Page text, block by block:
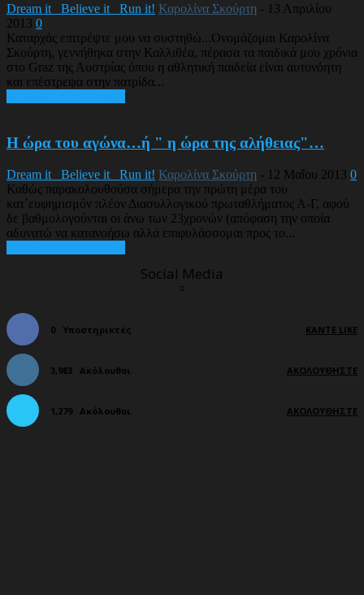
Dream it_ Believe it_ Run it! Καρολίνα Σκούρτη - 13 Απριλίου
2013 0
Καταρχάς επιτρέψτε μου να συστηθώ...Ονομάζομαι Καρολίνα
Σκούρτη, γεννήθηκα στην Καλλιθέα, πέρασα τα παιδικά μου χρόνια
στο Graz της Αυστρίας όπου η αθλητική παιδεία είναι αυτονόητη
και επέστρεψα στην πατρίδα...
Η ώρα του αγώνα…ή " η ώρα της αλήθειας"…
Dream it_ Believe it_ Run it! Καρολίνα Σκούρτη - 12 Μαΐου 2013 0
Καθώς παρακολουθούσα σήμερα την πρώτη μέρα του
κατ΄ευφημισμόν πλέον Διασυλλογικού πρωταθλήματος Α-Γ, αφού
δε βαθμολογούνται οι άνω των 23χρονών (απόφαση την οποία
αδυνατώ να κατανοήσω αλλά επιφυλάσσομαι προς το...
Social Media
0 Υποστηρικτές ΚΆΝΤΕ LIKE
3,983 Ακόλουθοι ΑΚΟΛΟΥΘΉΣΤΕ
1,279 Ακόλουθοι ΑΚΟΛΟΥΘΉΣΤΕ